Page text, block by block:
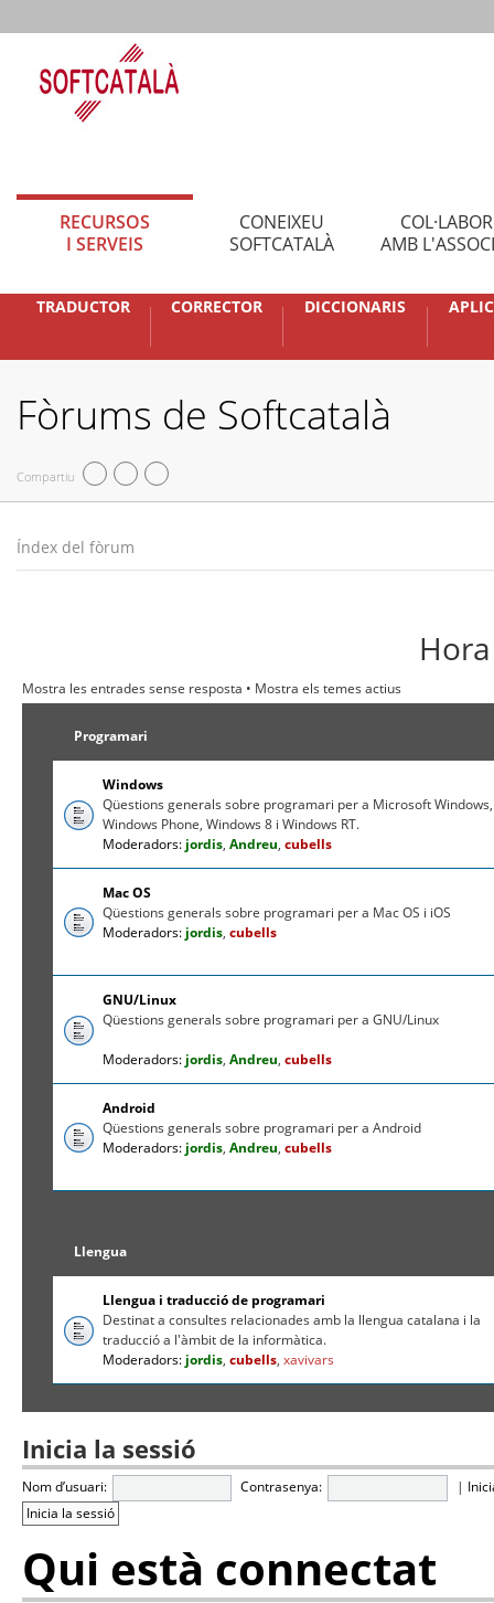
RECURSOS
I SERVEIS
CONEIXEU
SOFTCATALÀ
AMB
TRADUCTOR CORRECTOR DICCIONARIS
Fòrums de Softcatalà
Compartiu
Índex del fòrum
Mostra les entrades sense resposta • Mostra els temes actius
Programari
Windows
Qüestions generals sobre programari per a Microsoft Windows,
Windows Phone, Windows 8 i Windows RT.
Moderadors: jordis,Andreu,cubells
Mac OS
Qüestions generals sobre programari per a Mac OS i iOS
Moderadors: jordis,cubells
GNU/Linux
Qüestions generals sobre programari per a GNU/Linux
Moderadors: jordis,Andreu,cubells
Android
Qüestions generals sobre programari per a Android
Moderadors: jordis,Andreu,cubells
Llengua
Llengua i traducció de programari
Destinat a consultes relacionades amb la llengua catalana i la
traducció a l'àmbit de la informàtica.
Moderadors: jordis,cubells,xavivars
Inicia la sessió
Nom d’usuari: Contrasenya: |
Qui està connectat